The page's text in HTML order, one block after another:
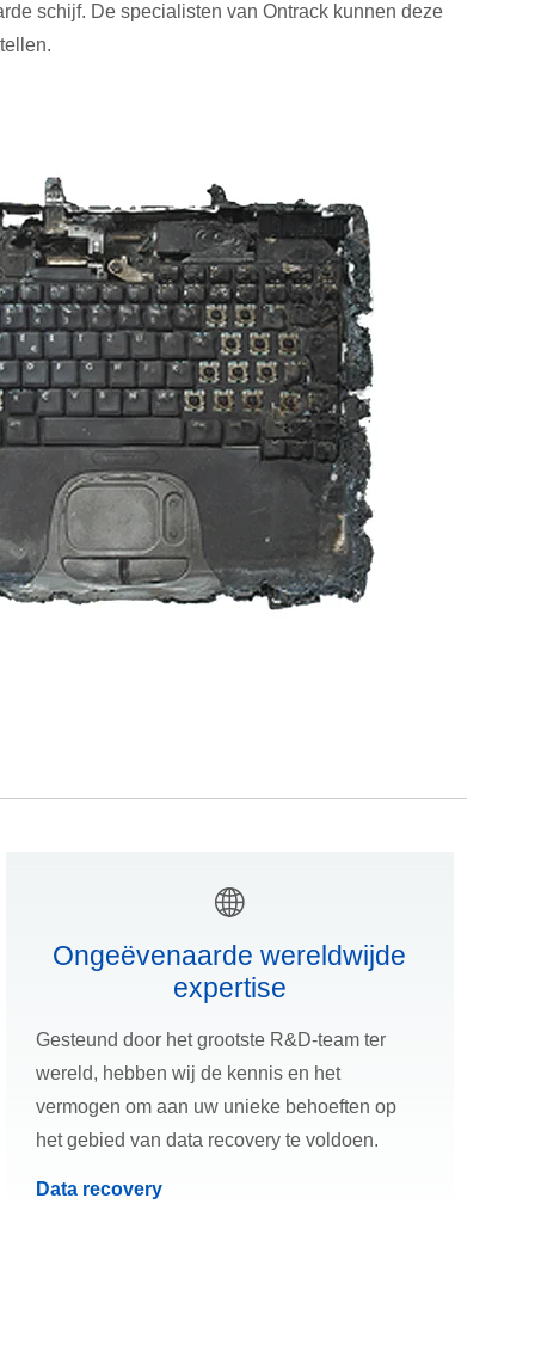
schijf. De specialisten van Ontrack kunnen deze
Ongeëvenaarde wereldwijde
expertise
Gesteund door het grootste R&D-team ter
wereld, hebben wij de kennis en het
vermogen om aan uw unieke behoeften op
het gebied van data recovery te voldoen.
Data recovery